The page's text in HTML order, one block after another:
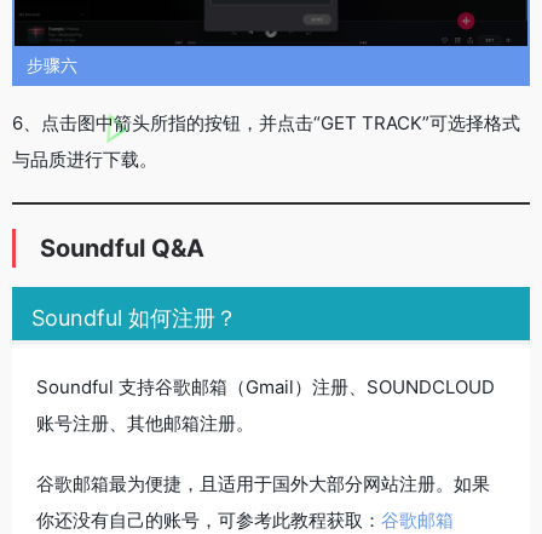
步骤六
6、点击图中箭头所指的按钮，并点击“GET TRACK”可选择格式
与品质进行下载。
Soundful Q&A
Soundful 如何注册？
Soundful 支持谷歌邮箱（Gmail）注册、SOUNDCLOUD
账号注册、其他邮箱注册。
谷歌邮箱最为便捷，且适用于国外大部分网站注册。如果
你还没有自己的账号，可参考此教程获取： 谷歌邮箱